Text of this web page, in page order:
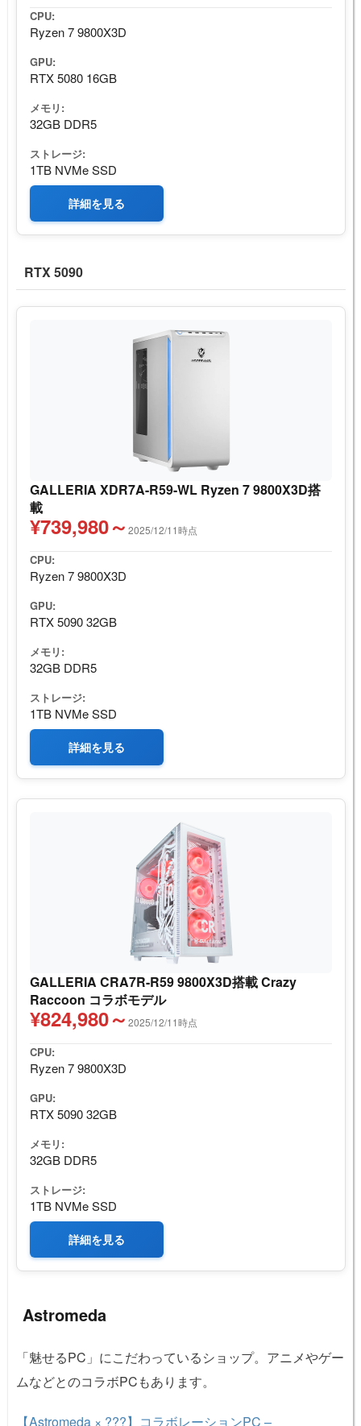
CPU:
Ryzen 7 9800X3D
GPU:
RTX 5080 16GB
メモリ:
32GB DDR5
ストレージ:
1TB NVMe SSD
詳細を見る
RTX 5090
GALLERIA XDR7A-R59-WL Ryzen 7 9800X3D搭
載
¥739,980～ 2025/12/11時点
CPU:
Ryzen 7 9800X3D
GPU:
RTX 5090 32GB
メモリ:
32GB DDR5
ストレージ:
1TB NVMe SSD
詳細を見る
GALLERIA CRA7R-R59 9800X3D搭載 Crazy
Raccoon コラボモデル
¥824,980～ 2025/12/11時点
CPU:
Ryzen 7 9800X3D
GPU:
RTX 5090 32GB
メモリ:
32GB DDR5
ストレージ:
1TB NVMe SSD
詳細を見る
Astromeda
「魅せるPC」にこだわっているショップ。アニメやゲー
ムなどとのコラボPCもあります。
【Astromeda × ???】コラボレーションPC –